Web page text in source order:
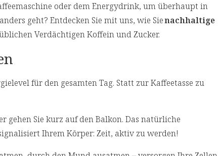
oder dem Energydrink, um überhaupt in
geht? Entdecken Sie mit uns, wie Sienachhaltige
Verdächtigen Koffein und Zucker.
für den gesamten Tag. Statt zur Kaffeetasse zu
gehen Sie kurz auf den Balkon. Das natürliche
Ihrem Körper: Zeit, aktiv zu werden!